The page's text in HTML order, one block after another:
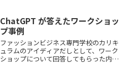
ているのは」今思えば、「みんなと同じ
ことをしなければならない...
ChatGPT が答えたワークショッ
プ事例
ファッションビジネス専門学校のカリキ
ュラムのアイディアだしとして、ワーク
ショップについて回答してもらった内容